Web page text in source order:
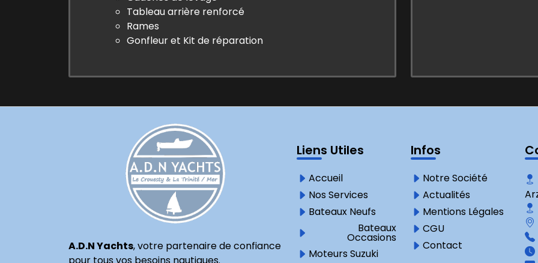
Tableau arrière renforcé
Rames
Gonfleur et Kit de réparation
A.D.N Yachts, votre partenaire de confiance
Liens Utiles
Accueil
Nos Services
Bateaux Neufs
Bateaux
Occasions
Moteurs Suzuki
Infos
Notre Société
Actualités
Mentions Légales
CGU
Contact